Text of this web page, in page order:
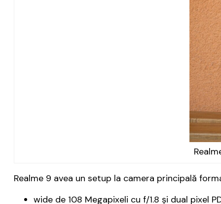
Realme 9 avea un setup la camera principală
wide de 108 Megapixeli cu f/1.8 și dual pixel